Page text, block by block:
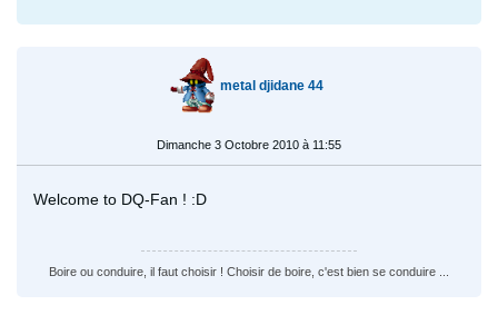
metal djidane 44
Dimanche 3 Octobre 2010 à 11:55
Welcome to DQ-Fan ! :D
Boire ou conduire, il faut choisir ! Choisir de boire, c'est bien se conduire ...